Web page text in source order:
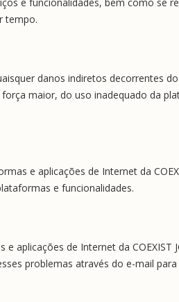
tempo.
danos indiretos decorrentes
maior, do uso inadequado da
e aplicações de Internet da
e funcionalidades.
aplicações de Internet da COEXIST
problemas através do e-mail